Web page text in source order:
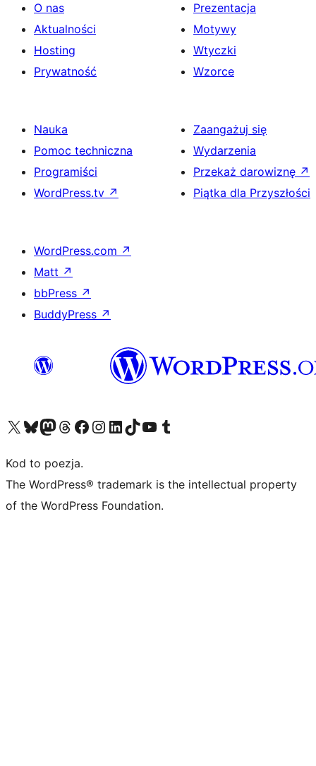
O nas
Aktualności
Hosting
Prywatność
Prezentacja
Motywy
Wtyczki
Wzorce
Nauka
Pomoc techniczna
Programiści
WordPress.tv ↗
Zaangażuj się
Wydarzenia
Przekaż darowiznę ↗
Piątka dla Przyszłości
WordPress.com ↗
Matt ↗
bbPress ↗
BuddyPress ↗
Odwiedź nasze konto X (dawniej Twitter)
Odwiedź nasze konto Bluesky
Odwiedź nasze konto na Mastodoncie
Odwiedź naszego Threadsa
Odwiedź naszego Facebooka
Odwiedź nasze konto na Instagramie
Odwiedź nasze konto na LinkedIn
Odwiedź naszego TikToka
Odwiedź nasz kanał YouTube
Odwiedź naszego Tumblra
Kod to poezja.
The WordPress® trademark is the intellectual property
of the WordPress Foundation.